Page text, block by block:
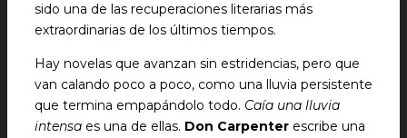
sido una de las recuperaciones literarias más
extraordinarias de los últimos tiempos.
Hay novelas que avanzan sin estridencias, pero que
van calando poco a poco, como una lluvia persistente
que termina empapándolo todo. Caía una lluvia
intensa es una de ellas. Don Carpenter escribe una